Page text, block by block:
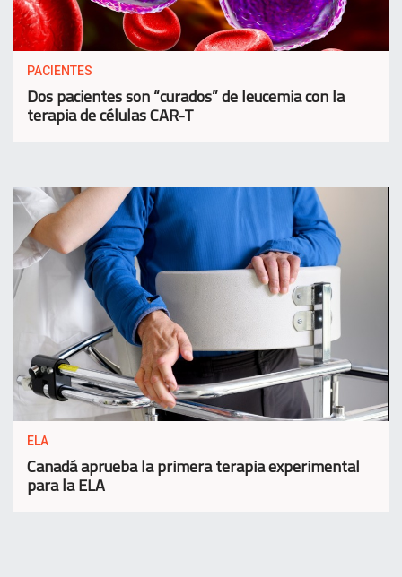
PACIENTES
Dos pacientes son “curados” de leucemia con la
terapia de células CAR-T
ELA
Canadá aprueba la primera terapia experimental
para la ELA